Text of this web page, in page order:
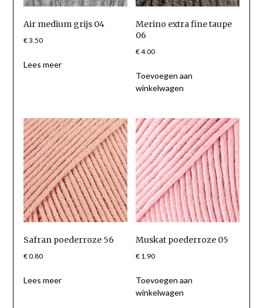
Air medium grijs 04
€3.50
Lees meer
Merino extra fine taupe
06
€4.00
Toevoegen aan
winkelwagen
Safran poederroze 56
€0.80
Lees meer
Muskat poederroze 05
€ 1.90
Toevoegen aan
winkelwagen